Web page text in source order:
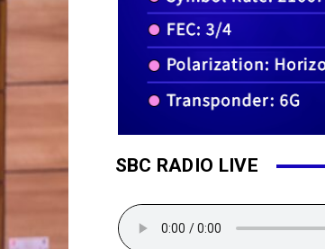
SBC RADIO LIVE